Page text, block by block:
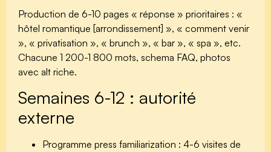
Production de 6-10 pages « réponse » prioritaires : «
hôtel romantique [arrondissement] », « comment venir
», « privatisation », « brunch », « bar », « spa », etc.
Chacune 1 200-1 800 mots, schema FAQ, photos
avec alt riche.
Semaines 6-12 : autorité
externe
Programme press familiarization : 4-6 visites de